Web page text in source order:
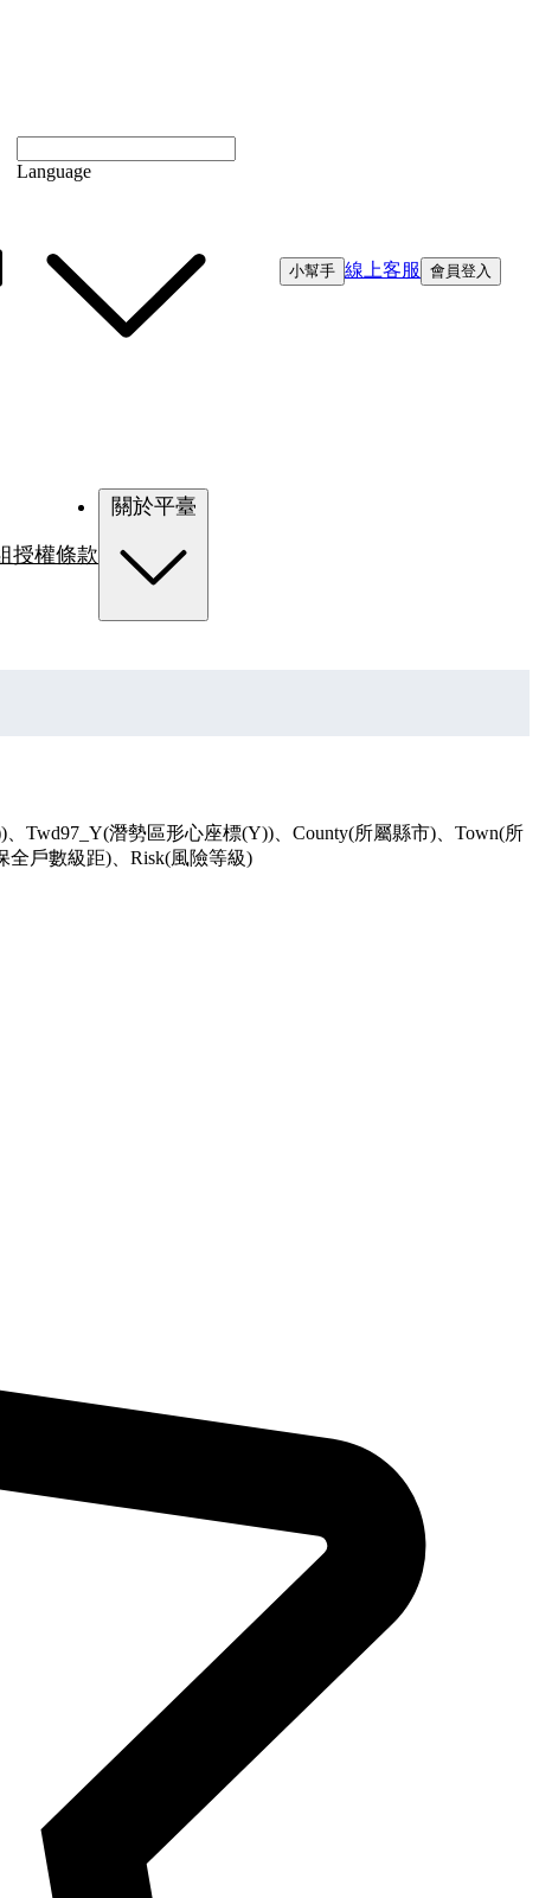
Language
小幫手 線上客服 會員登入
授權條款
Twd97_Y(潛勢區形心座標(Y))、County(所屬縣市)、Town(所
全戶數級距)、Risk(風險等級)